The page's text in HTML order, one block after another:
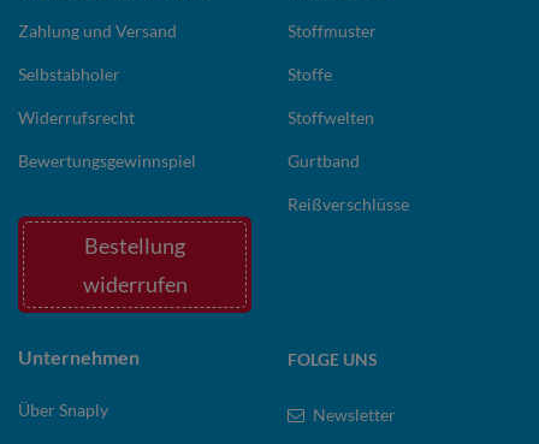
Zahlung und Versand
Selbstabholer
Widerrufsrecht
Bewertungsgewinnspiel
Bestellung
widerrufen
Stoffmuster
Stoffe
Stoffwelten
Gurtband
Reißverschlüsse
Unternehmen
Über Snaply
FOLGE UNS
Newsletter